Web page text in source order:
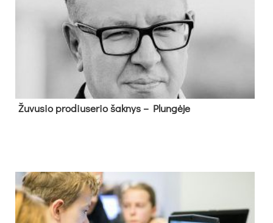
Žu­vu­sio pro­diu­se­rio šak­nys – Plun­gė­je